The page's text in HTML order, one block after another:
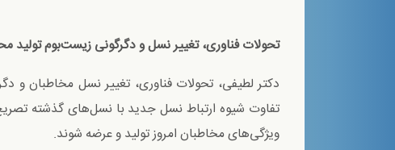
تحولات فناوری، تغییر نسل و دگرگونی زیست‌بوم تولید
دکتر لطیفی، تحولات فناوری، تغییر نسل مخاطبان و
تفاوت شیوه ارتباط نسل جدید با نسل‌های گذشته
ویژگی‌های مخاطبان امروز تولید و عرضه شوند.